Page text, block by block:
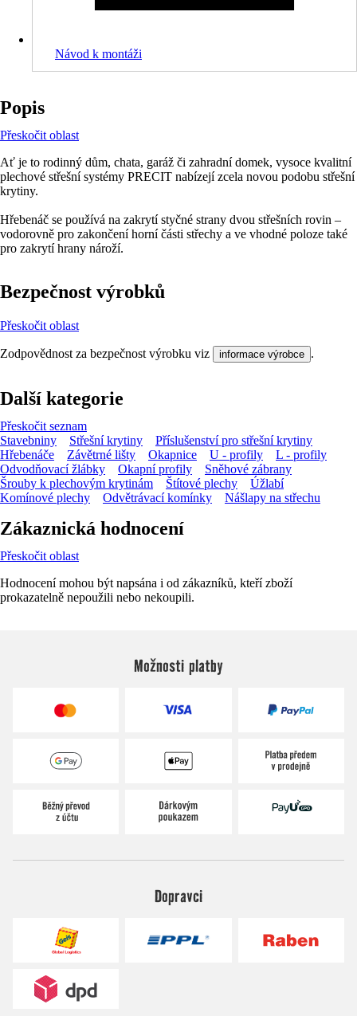
Návod k montáži
Popis
Přeskočit oblast
Ať je to rodinný dům, chata, garáž či zahradní domek, vysoce kvalitní
plechové střešní systémy PRECIT nabízejí zcela novou podobu střešní
krytiny.
Hřebenáč se používá na zakrytí styčné strany dvou střešních rovin –
vodorovně pro zakončení horní části střechy a ve vhodné poloze také
pro zakrytí hrany nároží.
Bezpečnost výrobků
Přeskočit oblast
Zodpovědnost za bezpečnost výrobku viz informace výrobce .
Další kategorie
Přeskočit seznam
Stavebniny
Střešní krytiny
Příslušenství pro střešní krytiny
Hřebenáče
Závětrné lišty Okapnice U - profily
L - profily
Odvodňovací žlábky
Okapní profily
Sněhové zábrany
Šrouby k plechovým krytinám
Štítové plechy
Úžlabí
Komínové plechy
Odvětrávací komínky Nášlapy na střechu
Zákaznická hodnocení
Přeskočit oblast
Hodnocení mohou být napsána i od zákazníků, kteří zboží
prokazatelně nepoužili nebo nekoupili.
Možnosti platby
Dopravci